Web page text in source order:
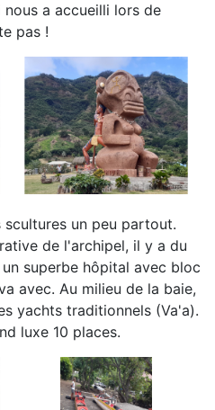
a accueilli lors de
pas !
un peu partout.
de l'archipel, il y a du
superbe hôpital avec bloc
avec. Au milieu de la baie,
yachts traditionnels (Va'a).
luxe 10 places.